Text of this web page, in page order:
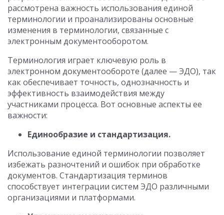
рассмотрена важность использования единой
терминологии и проанализированы основные
изменения в терминологии, связанные с
электронным документооборотом.
Терминология играет ключевую роль в
электронном документообороте (далее — ЭДО), так
как обеспечивает точность, однозначность и
эффективность взаимодействия между
участниками процесса. Вот основные аспекты ее
важности:
Единообразие и стандартизация.
Использование единой терминологии позволяет
избежать разночтений и ошибок при обработке
документов. Стандартизация терминов
способствует интеграции систем ЭДО различными
организациями и платформами.